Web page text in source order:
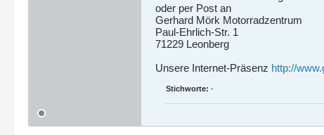
oder per Post an
Gerhard Mörk Motorradzentrum
Paul-Ehrlich-Str. 1
71229 Leonberg
Unsere Internet-Präsenz http://
Stichworte: -